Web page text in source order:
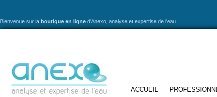
Bienvenue sur la boutique en ligne d'Anexo, analyse et expertise de l'eau.
ACCUEIL